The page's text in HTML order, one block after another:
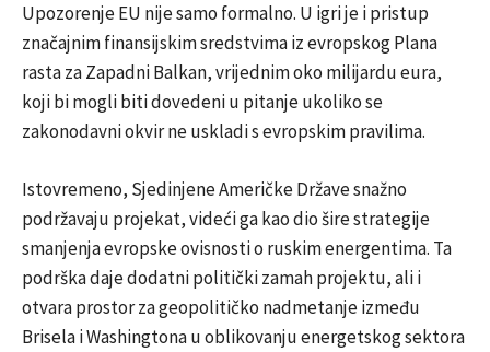
Upozorenje EU nije samo formalno. U igri je i pristup
značajnim finansijskim sredstvima iz evropskog Plana
rasta za Zapadni Balkan, vrijednim oko milijardu eura,
koji bi mogli biti dovedeni u pitanje ukoliko se
zakonodavni okvir ne uskladi s evropskim pravilima.
Istovremeno, Sjedinjene Američke Države snažno
podržavaju projekat, videći ga kao dio šire strategije
smanjenja evropske ovisnosti o ruskim energentima. Ta
podrška daje dodatni politički zamah projektu, ali i
otvara prostor za geopolitičko nadmetanje između
Brisela i Washingtona u oblikovanju energetskog sektora